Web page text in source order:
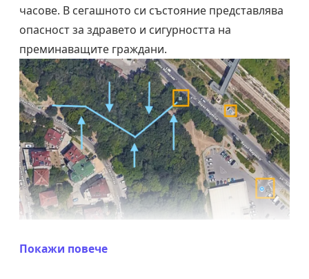
часове. В сегашното си състояние представлява
опасност за здравето и сигурността на
преминаващите граждани.
За допълнителна информация и контакт
Покажи повече